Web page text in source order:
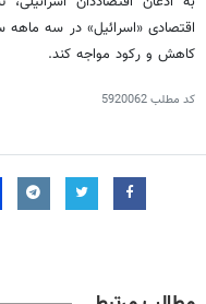
کاهش و رکود مواجه کند.
کد مطلب5920062